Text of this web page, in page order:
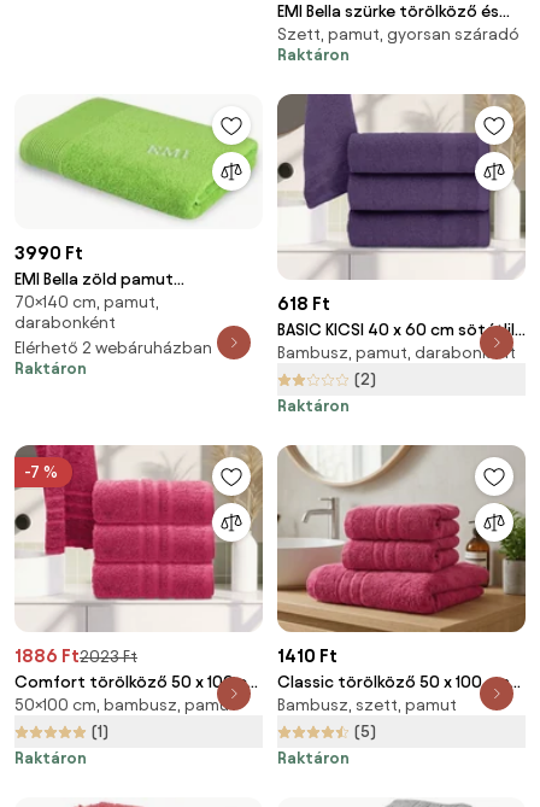
EMI Bella szürke törölköző és
fürdőlepedő szett 6 db
Szett, pamut, gyorsan száradó
Raktáron
3990 Ft
EMI Bella zöld pamut
fürdőlepedő 70x140 cm
70×140 cm, pamut,
darabonként
Elérhető 2 webáruházban
Raktáron
618 Ft
BASIC KICSI 40 x 60 cm sötétlila
törölköző
Bambusz, pamut, darabonként
(2)
Raktáron
-7 %
1886 Ft2023 Ft
Comfort törölköző 50 x 100 cm
bíborvörös, 100% pamut
50×100 cm, bambusz, pamut
(1)
Raktáron
1410 Ft
Classic törölköző 50 x 100 cm
bíbor, 100% pamut
Bambusz, szett, pamut
(5)
Raktáron